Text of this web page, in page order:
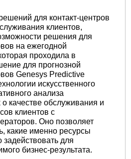
для контакт-центров
клиентов,
решения для
на ежегодной
проходила в
для прогнозной
Genesys Predictive
искусственного
анализа
качестве обслуживания и
клиентов с
Оно позволяет
какие именно ресурсы
задействовать для
бизнес-результата.